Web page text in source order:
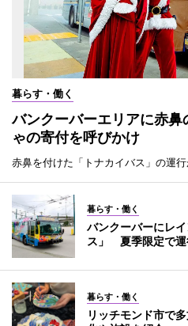
暮らす・働く
バンクーバーエリアに赤
ゃの寄付を呼びかけ
赤鼻を付けた「トナカイバス」の運行
暮らす・働く
バンクーバーにレ
ス」 夏季限定で運
暮らす・働く
リッチモンド市で